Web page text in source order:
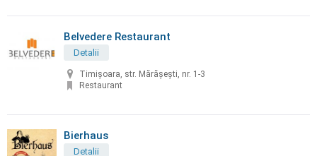
Belvedere Restaurant
Detalii
Timișoara, str. Mărășești, nr. 1-3
Restaurant
Bierhaus
Detalii